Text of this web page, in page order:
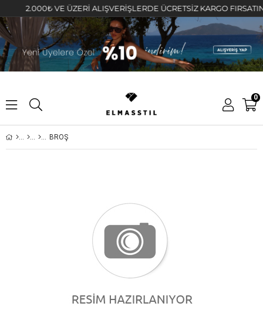
2.000₺ VE ÜZERİ ALIŞVERİŞLERDE ÜCRETSİZ KARGO FIRSATINI
0
BROŞ